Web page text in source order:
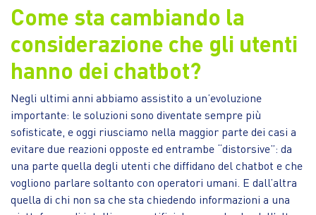
Come sta cambiando la
considerazione che gli utenti
hanno dei chatbot?
Negli ultimi anni abbiamo assistito a un’evoluzione
importante: le soluzioni sono diventate sempre più
sofisticate, e oggi riusciamo nella maggior parte dei casi a
evitare due reazioni opposte ed entrambe “distorsive”: da
una parte quella degli utenti che diffidano del chatbot e che
vogliono parlare soltanto con operatori umani. E dall’altra
quella di chi non sa che sta chiedendo informazioni a una